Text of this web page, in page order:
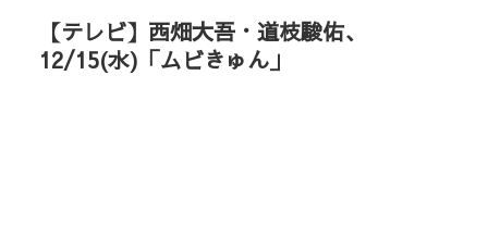
【テレビ】西畑大吾・道枝駿佑、
12/15(水)「ムビきゅん」